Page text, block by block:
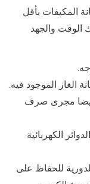
المكيفات بأقل
والجهد
الغاز الموجود فيه.
مجرى صرف
الكهربائية
للحفاظ على